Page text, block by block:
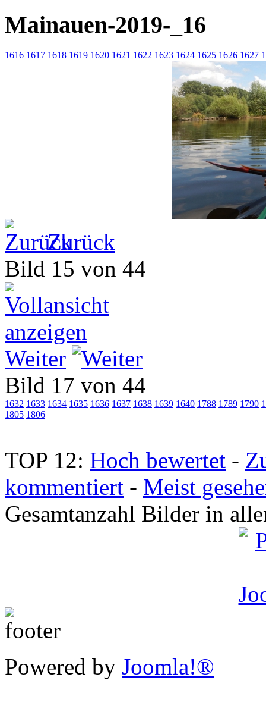
Mainauen-2019-_16
1616 1617 1618 1619 1620 1621 1622 1623 1624 1625 1626 1627
Zurück
Bild 15 von 44
Weiter
Bild 17 von 44
1632 1633 1634 1635 1636 1637 1638 1639 1640 1788 1789 1790
1805 1806
TOP 12: Hoch bewertet -
kommentiert - Meist
Gesamtanzahl Bilder in
Powered by Joomla!®